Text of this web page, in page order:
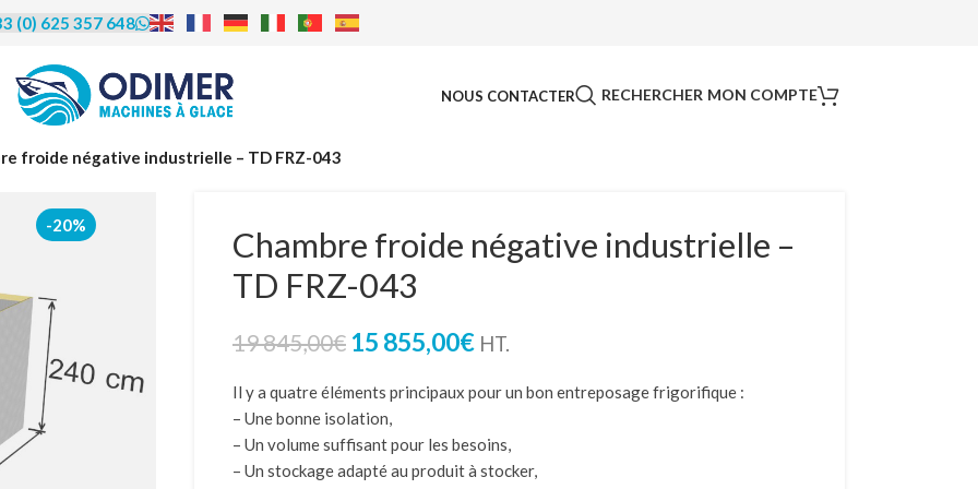
| Leasing |
LOA
proposons de vous accompagner
le crédit bail (leasing) et
avec option d’achat (LOA).
de cet accompagnement et en
les modalités, contactez-nous
par téléphone au 06 25 35 76 48.
(0) 625 357 648
NOUS CONTACTER RECHERCHER MON COMPTE
froide négative industrielle – TD FRZ-043
-20%
Chambre froide négative industrielle –
TD FRZ-043
19 845,00€ 15 855,00€ HT.
Il y a quatre éléments principaux pour un bon entreposage frigorifique :
– Une bonne isolation,
– Un volume suffisant pour les besoins,
– Un stockage adapté au produit à stocker,